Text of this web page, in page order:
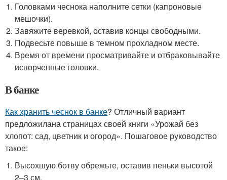
Головками чеснока наполните сетки (капроновые
мешочки).
Завяжите веревкой, оставив концы свободными.
Подвесьте повыше в темном прохладном месте.
Время от времени просматривайте и отбраковывайте
испорченные головки.
В банке
Как хранить чеснок в банке? Отличный вариант
предложилана страницах своей книги «Урожай без
хлопот: сад, цветник и огород». Пошаговое руководство
такое:
Высохшую ботву обрежьте, оставив пеньки высотой
2–3 см.